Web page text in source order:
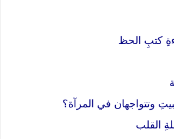
كتبِ الحظ
وتتواجهان في المرآة؟
القلب